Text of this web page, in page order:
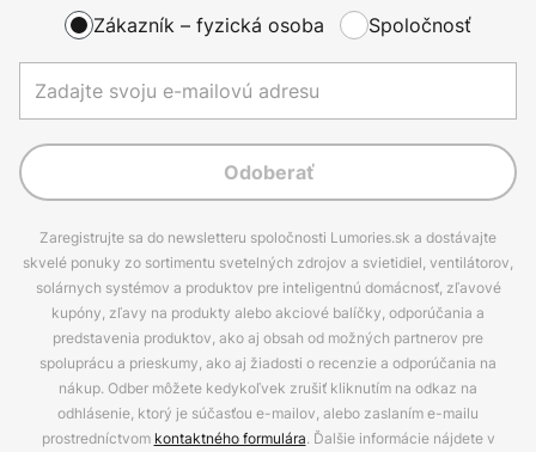
Zákazník – fyzická osoba Spoločnosť
Odoberať
Zaregistrujte sa do newsletteru spoločnosti Lumories.sk a dostávajte
skvelé ponuky zo sortimentu svetelných zdrojov a svietidiel, ventilátorov,
solárnych systémov a produktov pre inteligentnú domácnosť, zľavové
kupóny, zľavy na produkty alebo akciové balíčky, odporúčania a
predstavenia produktov, ako aj obsah od možných partnerov pre
spoluprácu a prieskumy, ako aj žiadosti o recenzie a odporúčania na
nákup. Odber môžete kedykoľvek zrušiť kliknutím na odkaz na
odhlásenie, ktorý je súčasťou e-mailov, alebo zaslaním e-mailu
prostredníctvom kontaktného formulára. Ďalšie informácie nájdete v